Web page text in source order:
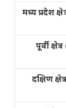
मध्य प्रदेश
पूर्वी
दक्षिण